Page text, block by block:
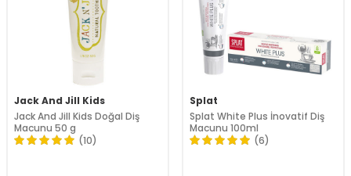
Jack And Jill Kids
Jack And Jill Kids Doğal Diş
Macunu 50 g
(10)
Splat
Splat White Plus İnovatif Diş
Macunu 100ml
(6)